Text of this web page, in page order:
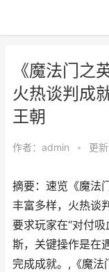
《魔法门之
火热谈判成
王朝
作者： admin • 更
摘要：速览《魔法
丰富多样，火热谈
要求玩家在“对付
斯，关键操作是在
完成成就。,《魔法